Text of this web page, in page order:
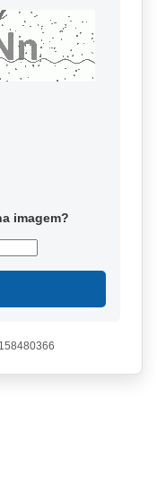
imagem?